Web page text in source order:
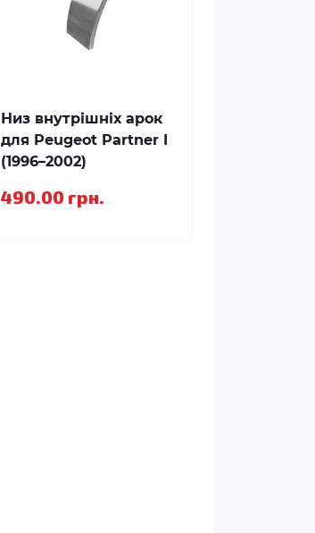
Низ внутрішніх арок
для Peugeot Partner I
(1996–2002)
490.00 грн.